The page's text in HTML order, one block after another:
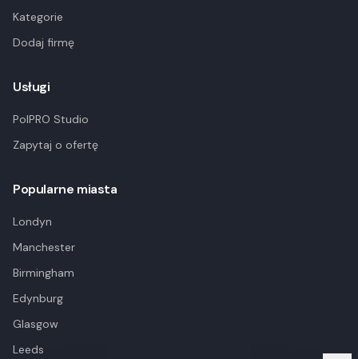
Kategorie
Dodaj firmę
Usługi
PolPRO Studio
Zapytaj o ofertę
Popularne miasta
Londyn
Manchester
Birmingham
Edynburg
Glasgow
Leeds